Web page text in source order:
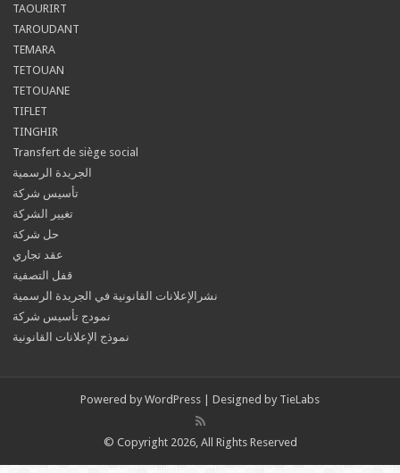
TAOURIRT
TAROUDANT
TEMARA
TETOUAN
TETOUANE
TIFLET
TINGHIR
Transfert de siège social
الجريدة الرسمية
تأسيس شركة
تغيير الشركة
حل شركة
عقد تجاري
قفل التصفية
نشرالإعلانات القانونية في الجريدة الرسمية
نمودج تأسيس شركة
نموذج الإعلانات القانونية
Powered by WordPress | Designed by TieLabs
© Copyright 2026, All Rights Reserved